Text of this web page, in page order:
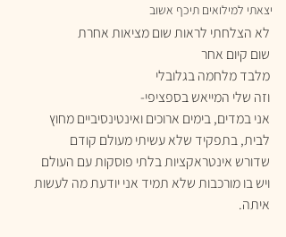
יצאתי למילואים תיכף אשוב
לא הצלחתי לראות שום מציאות אחרת
שום קיום אחר
מלבד מלחמה בגלובלי
וזה שלי המייאש בספציפי-
אני במדים, בימים ארוכים ואינטינסיביים מחוץ
לבית, בתפקיד שלא עשיתי מעולם קודם
שדורש אינטראקציות בלתי פוסקות עם העולם
ויש בו מורכבות שלא תמיד אני יודעת מה לעשות
איתה.